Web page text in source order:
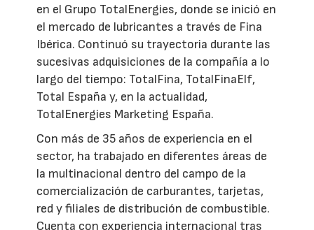
en el Grupo TotalEnergies, donde se inició en
el mercado de lubricantes a través de Fina
Ibérica. Continuó su trayectoria durante las
sucesivas adquisiciones de la compañía a lo
largo del tiempo: TotalFina, TotalFinaElf,
Total España y, en la actualidad,
TotalEnergies Marketing España.
Con más de 35 años de experiencia en el
sector, ha trabajado en diferentes áreas de
la multinacional dentro del campo de la
comercialización de carburantes, tarjetas,
red y filiales de distribución de combustible.
Cuenta con experiencia internacional tras